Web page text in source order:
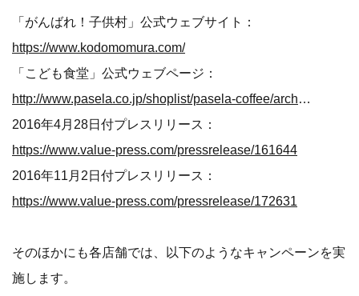
「がんばれ！子供村」公式ウェブサイト：
https://www.kodomomura.com/
「こども食堂」公式ウェブページ：
http://www.pasela.co.jp/shoplist/pasela-coffee/archives/267/
2016年4月28日付プレスリリース：
https://www.value-press.com/pressrelease/161644
2016年11月2日付プレスリリース：
https://www.value-press.com/pressrelease/172631
そのほかにも各店舗では、以下のようなキャンペーンを実
施します。